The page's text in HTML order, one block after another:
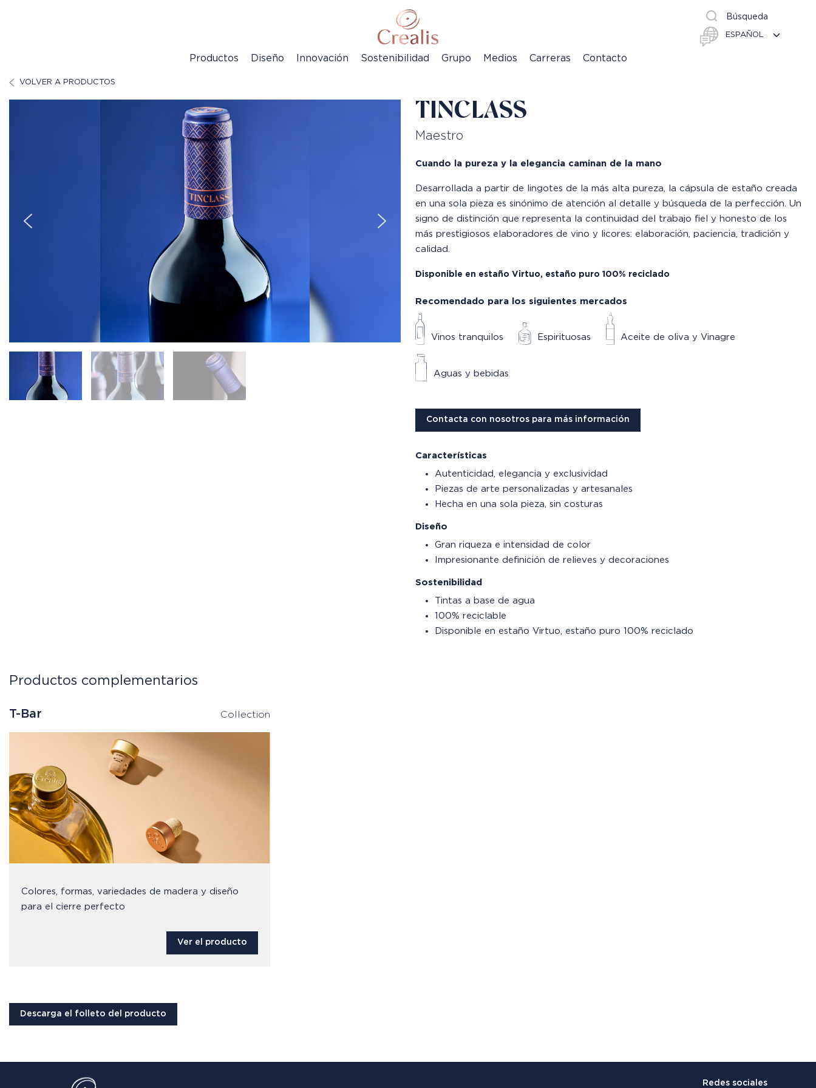
Búsqueda
Productos Diseño Innovación Sostenibilidad Grupo Medios Carreras Contacto
VOLVER A PRODUCTOS
TINCLASS
Maestro
Cuando la pureza y la elegancia caminan de la mano
Desarrollada a partir de lingotes de la más alta pureza, la cápsula de estaño creada
en una sola pieza es sinónimo de atención al detalle y búsqueda de la perfección. Un
signo de distinción que representa la continuidad del trabajo fiel y honesto de los
más prestigiosos elaboradores de vino y licores: elaboración, paciencia, tradición y
calidad.
Disponible en estaño Virtuo, estaño puro 100% reciclado
Recomendado para los siguientes mercados
Vinos tranquilos Espirituosas Aceite de oliva y Vinagre
Aguas y bebidas
Contacta con nosotros para más información
Características
Autenticidad, elegancia y exclusividad
Piezas de arte personalizadas y artesanales
Hecha en una sola pieza, sin costuras
Diseño
Gran riqueza e intensidad de color
Impresionante definición de relieves y decoraciones
Sostenibilidad
Tintas a base de agua
100% reciclable
Disponible en estaño Virtuo, estaño puro 100% reciclado
Productos complementarios
T-Bar Collection
Colores, formas, variedades de madera y diseño
para el cierre perfecto
Ver el producto
Descarga el folleto del producto
Redes sociales